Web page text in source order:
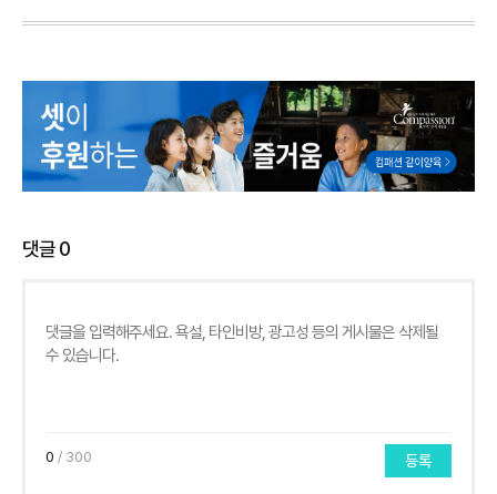
댓글0
0 / 300 등록